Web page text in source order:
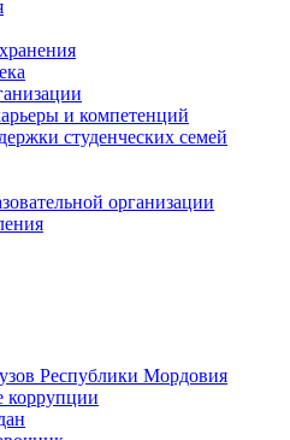
и компетенций
студенческих семей
организации
Республики Мордовия
коррупции